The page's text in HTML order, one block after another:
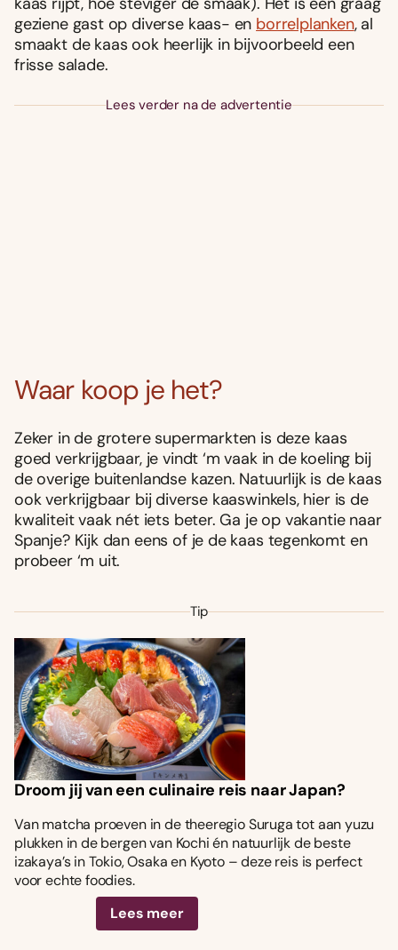
geziene gast op diverse kaas- en borrelplanken, al
smaakt de kaas ook heerlijk in bijvoorbeeld een
frisse salade.
Lees verder na de advertentie
Waar koop je het?
Zeker in de grotere supermarkten is deze kaas
goed verkrijgbaar, je vindt ‘m vaak in de koeling bij
de overige buitenlandse kazen. Natuurlijk is de kaas
ook verkrijgbaar bij diverse kaaswinkels, hier is de
kwaliteit vaak nét iets beter. Ga je op vakantie naar
Spanje? Kijk dan eens of je de kaas tegenkomt en
probeer ‘m uit.
Tip
Droom jij van een culinaire reis naar Japan?
Van matcha proeven in de theeregio Suruga tot aan yuzu
plukken in de bergen van Kochi én natuurlijk de beste
izakaya’s in Tokio, Osaka en Kyoto – deze reis is perfect
voor echte foodies.
Lees meer